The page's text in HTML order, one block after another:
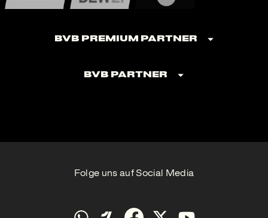
BVB Premium Partner
BVB Partner
Folge uns auf Social Media